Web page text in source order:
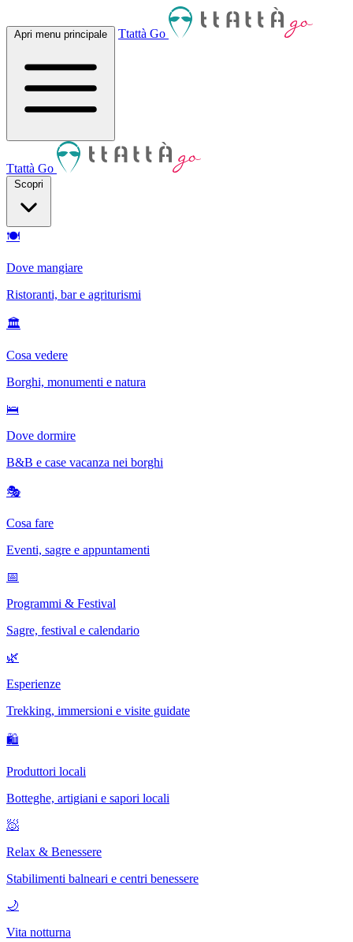
Apri menu principale Ttattà Go
Ttattà Go
Scopri
🍽
Dove mangiare
Ristoranti, bar e agriturismi
🏛
Cosa vedere
Borghi, monumenti e natura
🛌
Dove dormire
B&B e case vacanza nei borghi
🎭
Cosa fare
Eventi, sagre e appuntamenti
📅
Programmi & Festival
Sagre, festival e calendario
🌿
Esperienze
Trekking, immersioni e visite guidate
🛍
Produttori locali
Botteghe, artigiani e sapori locali
🧖
Relax & Benessere
Stabilimenti balneari e centri benessere
🌙
Vita notturna